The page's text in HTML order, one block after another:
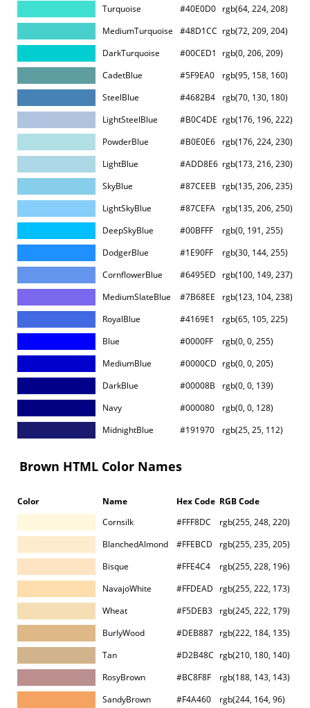
Turquoise
#40E0D0 rgb(64, 224, 208)
MediumTurquoise
#48D1CC rgb(72, 209, 204)
DarkTurquoise
#00CED1
rgb(0, 206, 209)
CadetBlue
#5F9EA0
rgb(95, 158, 160)
SteelBlue
#4682B4
rgb(70, 130, 180)
LightSteelBlue
#B0C4DE rgb(176, 196, 222)
PowderBlue
#B0E0E6
rgb(176, 224, 230)
LightBlue
#ADD8E6 rgb(173, 216, 230)
SkyBlue
#87CEEB
rgb(135, 206, 235)
LightSkyBlue
#87CEFA
rgb(135, 206, 250)
DeepSkyBlue
#00BFFF
rgb(0, 191, 255)
DodgerBlue
#1E90FF
rgb(30, 144, 255)
CornflowerBlue
#6495ED
rgb(100, 149, 237)
MediumSlateBlue
#7B68EE
rgb(123, 104, 238)
RoyalBlue
#4169E1
rgb(65, 105, 225)
Blue
#0000FF
rgb(0, 0, 255)
MediumBlue
#0000CD rgb(0, 0, 205)
DarkBlue
#00008B
rgb(0, 0, 139)
Navy
#000080
rgb(0, 0, 128)
MidnightBlue
#191970 rgb(25, 25, 112)
Brown HTML Color Names
Color Name Hex Code RGB Code
Cornsilk
#FFF8DC
rgb(255, 248, 220)
BlanchedAlmond
#FFEBCD
rgb(255, 235, 205)
Bisque
#FFE4C4
rgb(255, 228, 196)
NavajoWhite
#FFDEAD
rgb(255, 222, 173)
Wheat
#F5DEB3
rgb(245, 222, 179)
BurlyWood
#DEB887 rgb(222, 184, 135)
Tan
#D2B48C rgb(210, 180, 140)
RosyBrown
#BC8F8F
rgb(188, 143, 143)
SandyBrown
#F4A460
rgb(244, 164, 96)